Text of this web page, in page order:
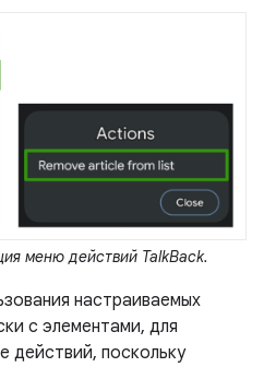
меню действий TalkBack.
настраиваемых
с элементами, для
действий, поскольку